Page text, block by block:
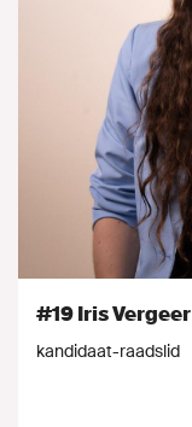
#19 Iris Vergeer
kandidaat-raadslid